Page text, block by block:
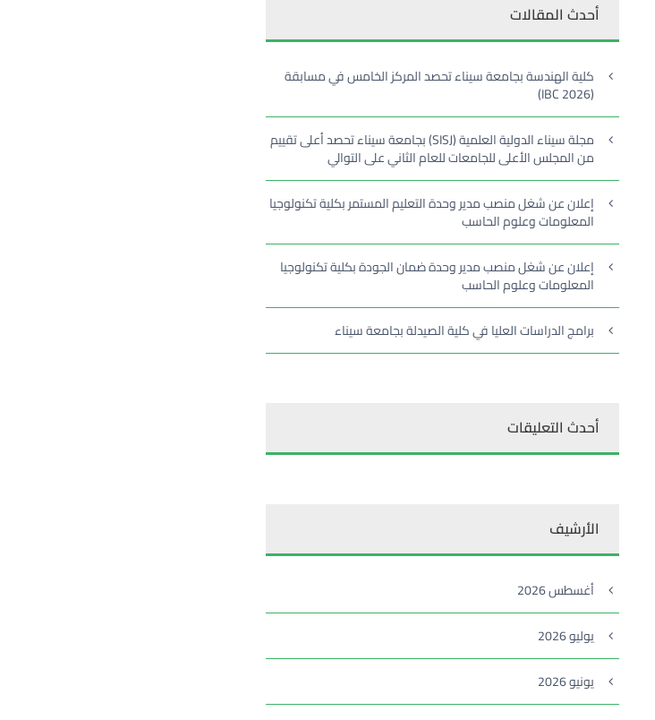
أحدث المقالات
كلية الهندسة بجامعة سيناء تحصد المركز الخامس في مسابقة
(IBC 2026)
مجلة سيناء الدولية العلمية (SISJ) بجامعة سيناء تحصد أعلى تقييم
من المجلس الأعلى للجامعات للعام الثاني على التوالي
إعلان عن شغل منصب مدير وحدة التعليم المستمر بكلية تكنولوجيا
المعلومات وعلوم الحاسب
إعلان عن شغل منصب مدير وحدة ضمان الجودة بكلية تكنولوجيا
المعلومات وعلوم الحاسب
برامج الدراسات العليا في كلية الصيدلة بجامعة سيناء
أحدث التعليقات
الأرشيف
أغسطس 2026
يوليو 2026
يونيو 2026